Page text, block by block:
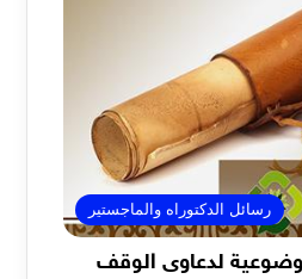
رسائل الدكتوراه والماجستير
لدعاوى الوقف